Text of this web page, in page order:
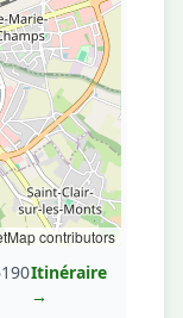
contributors
Itinéraire
→